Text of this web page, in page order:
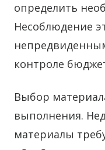
определить
Несоблюдение
контроле
Выбор
выполнения.
материалы